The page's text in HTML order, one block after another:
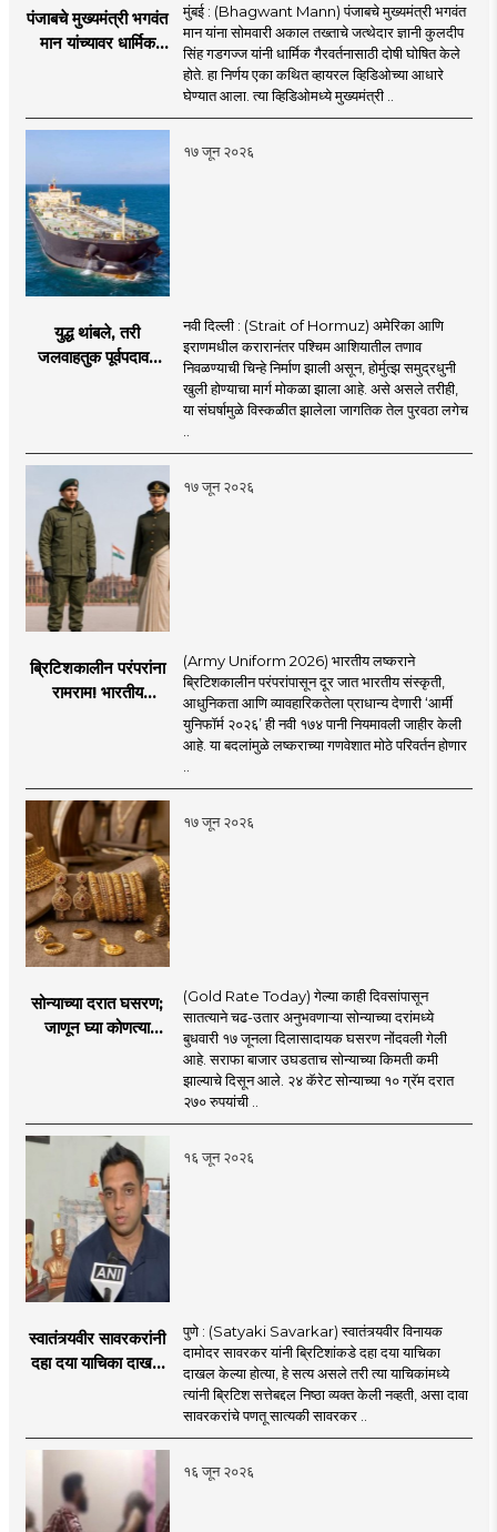
पंजाबचे मुख्यमंत्री भगवंत
मान यांच्यावर धार्मिक
खळबळ
मुंबई : (Bhagwant Mann) पंजाबचे मुख्यमंत्री भगवंत
मान यांना सोमवारी अकाल तख्ताचे जत्थेदार ज्ञानी कुलदीप
सिंह गडगज्ज यांनी धार्मिक गैरवर्तनासाठी दोषी घोषित केले
होते. हा निर्णय एका कथित व्हायरल व्हिडिओच्या आधारे
घेण्यात आला. त्या व्हिडिओमध्ये मुख्यमंत्री ..
१७ जून २०२६
युद्ध थांबले, तरी
जलवाहतुक पूर्वपदावर
चिंता.
नवी दिल्ली : (Strait of Hormuz) अमेरिका आणि
इराणमधील करारानंतर पश्चिम आशियातील तणाव
निवळण्याची चिन्हे निर्माण झाली असून, होर्मुत्झ समुद्रधुनी
खुली होण्याचा मार्ग मोकळा झाला आहे. असे असले तरीही,
या संघर्षामुळे विस्कळीत झालेला जागतिक तेल पुरवठा लगेच
..
१७ जून २०२६
ब्रिटिशकालीन परंपरांना
रामराम! भारतीय
(Army Uniform 2026) भारतीय लष्कराने
ब्रिटिशकालीन परंपरांपासून दूर जात भारतीय संस्कृती,
आधुनिकता आणि व्यावहारिकतेला प्राधान्य देणारी ‘आर्मी
युनिफॉर्म २०२६’ ही नवी १७४ पानी नियमावली जाहीर केली
आहे. या बदलांमुळे लष्कराच्या गणवेशात मोठे परिवर्तन होणार
..
१७ जून २०२६
सोन्याच्या दरात घसरण;
जाणून घ्या कोणत्या
(Gold Rate Today) गेल्या काही दिवसांपासून
सातत्याने चढ-उतार अनुभवणाऱ्या सोन्याच्या दरांमध्ये
बुधवारी १७ जूनला दिलासादायक घसरण नोंदवली गेली
आहे. सराफा बाजार उघडताच सोन्याच्या किमती कमी
झाल्याचे दिसून आले. २४ कॅरेट सोन्याच्या १० ग्रॅम दरात
२७० रुपयांची ..
१६ जून २०२६
स्वातंत्र्यवीर सावरकरांनी
दहा दया याचिका दाखल
निष्ठा व्यक्त केली नाही’!
पणतू सात्यकी सावरकर
यांनी न्यायालयात सादर
केला दावा
पुणे : (Satyaki Savarkar) स्वातंत्र्यवीर विनायक
दामोदर सावरकर यांनी ब्रिटिशांकडे दहा दया याचिका
दाखल केल्या होत्या, हे सत्य असले तरी त्या याचिकांमध्ये
त्यांनी ब्रिटिश सत्तेबद्दल निष्ठा व्यक्त केली नव्हती, असा दावा
सावरकरांचे पणतू सात्यकी सावरकर ..
१६ जून २०२६